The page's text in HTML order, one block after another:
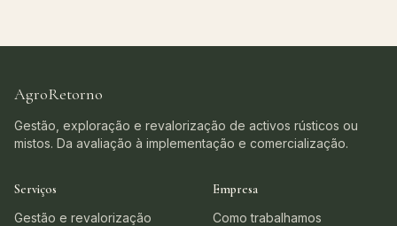
AgroRetorno
Gestão, exploração e revalorização de activos rústicos ou
mistos. Da avaliação à implementação e comercialização.
Serviços
Gestão e revalorização
Empresa
Como trabalhamos